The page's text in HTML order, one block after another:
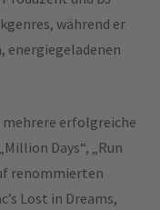
während er
energiegeladenen
erfolgreiche
Days“, „Run
renommierten
Lost in Dreams,